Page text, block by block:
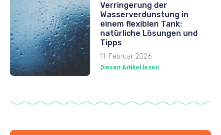
Verringerung der
Wasserverdunstung in
einem flexiblen Tank:
natürliche Lösungen und
Tipps
11. Februar 2026
Diesen Artikel lesen